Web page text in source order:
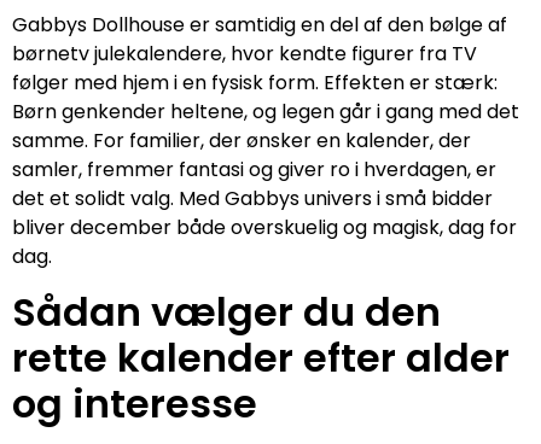
Gabbys Dollhouse er samtidig en del af den bølge af
børnetv julekalendere, hvor kendte figurer fra TV
følger med hjem i en fysisk form. Effekten er stærk:
Børn genkender heltene, og legen går i gang med det
samme. For familier, der ønsker en kalender, der
samler, fremmer fantasi og giver ro i hverdagen, er
det et solidt valg. Med Gabbys univers i små bidder
bliver december både overskuelig og magisk, dag for
dag.
Sådan vælger du den
rette kalender efter alder
og interesse